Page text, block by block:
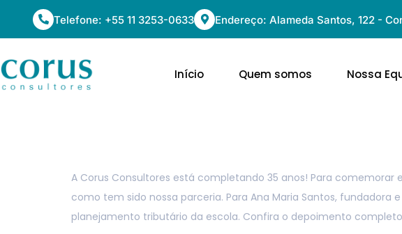
Telefone: +55 11 3253-0633 Endereço: Alameda Santos, 122 -
Início Quem somos Nossa
A Corus Consultores está completando 35 anos! Para
como tem sido nossa parceria. Para Ana Maria Santos,
planejamento tributário da escola. Confira o depoimento